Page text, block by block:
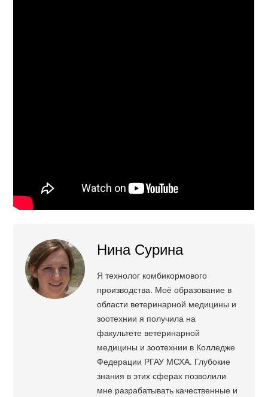
Нина Сурина
Я технолог комбикормового
производства. Моё образование в
области ветеринарной медицины и
зоотехнии я получила на
факультете ветеринарной
медицины и зоотехнии в Колледже
Федерации РГАУ МСХА. Глубокие
знания в этих сферах позволили
мне разрабатывать качественные и